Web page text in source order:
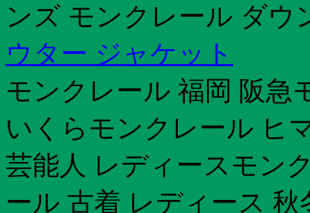
ンズ モンクレール ダウ
ウター ジャケット
モンクレール 福岡 阪急
いくらモンクレール ヒ
芸能人 レディースモン
ール 古着 レディース